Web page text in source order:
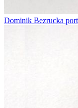
Dominik Bezrucka